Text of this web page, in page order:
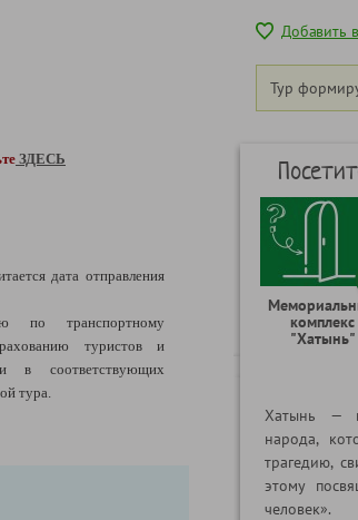
ЗДЕСЬ
дата отправления
по транспортному
туристов и
в соответствующих
тура.
Добавить
Тур
комплекс
"Хатынь"
Хатынь —
народа,
трагедию,
этому
человек».